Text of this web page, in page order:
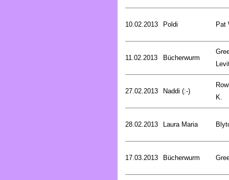
10.02.2013 Poldi Pat
11.02.2013 Bücherwurm
27.02.2013 Naddi (:-)
K.
28.02.2013 Laura Maria
17.03.2013 Bücherwurm